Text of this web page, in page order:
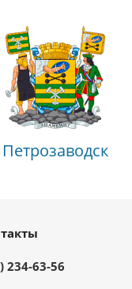
Петрозаводск
234-63-56